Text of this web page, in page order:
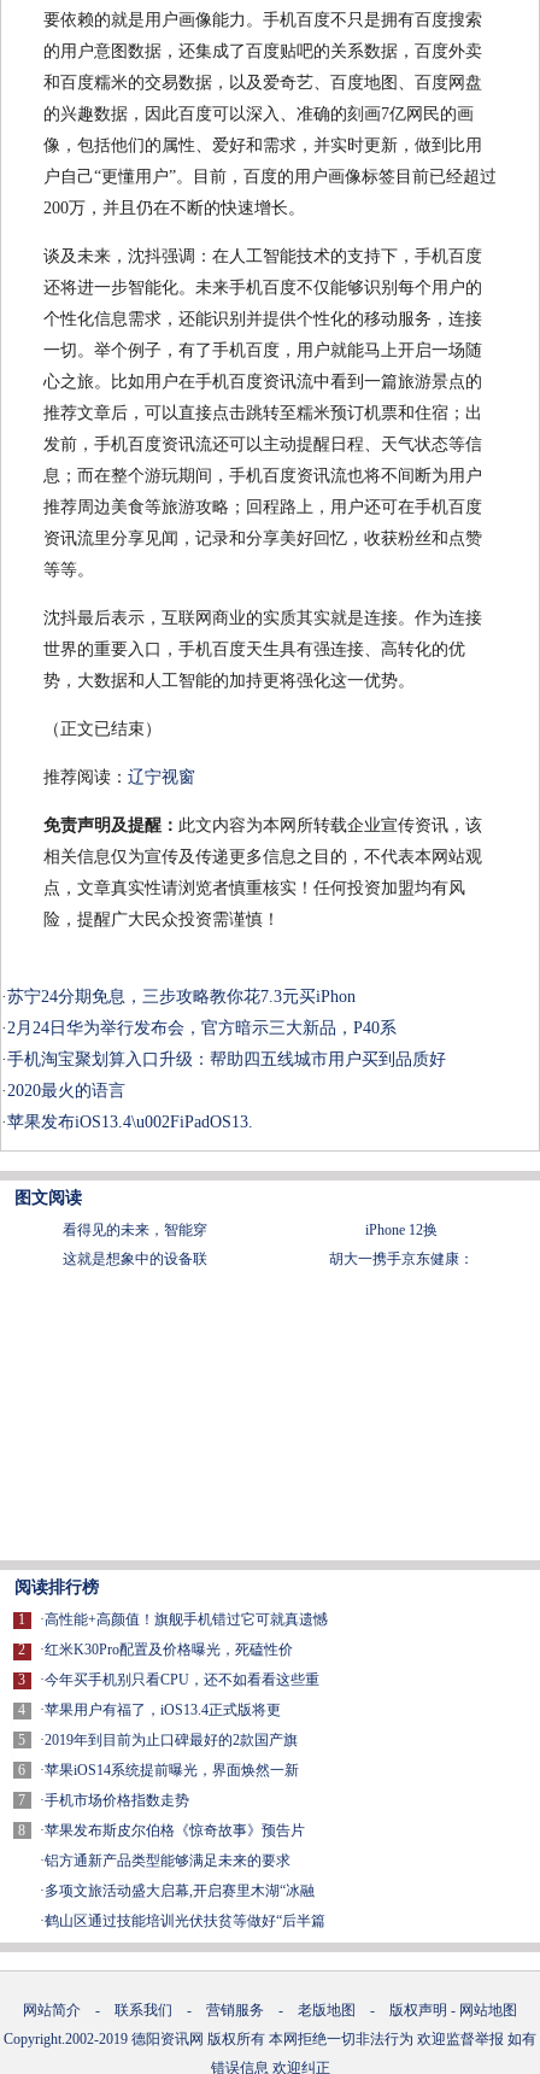
要依赖的就是用户画像能力。手机百度不只是拥有百度搜索
的用户意图数据，还集成了百度贴吧的关系数据，百度外卖
和百度糯米的交易数据，以及爱奇艺、百度地图、百度网盘
的兴趣数据，因此百度可以深入、准确的刻画7亿网民的画
像，包括他们的属性、爱好和需求，并实时更新，做到比用
户自己“更懂用户”。目前，百度的用户画像标签目前已经超过
200万，并且仍在不断的快速增长。
谈及未来，沈抖强调：在人工智能技术的支持下，手机百度
还将进一步智能化。未来手机百度不仅能够识别每个用户的
个性化信息需求，还能识别并提供个性化的移动服务，连接
一切。举个例子，有了手机百度，用户就能马上开启一场随
心之旅。比如用户在手机百度资讯流中看到一篇旅游景点的
推荐文章后，可以直接点击跳转至糯米预订机票和住宿；出
发前，手机百度资讯流还可以主动提醒日程、天气状态等信
息；而在整个游玩期间，手机百度资讯流也将不间断为用户
推荐周边美食等旅游攻略；回程路上，用户还可在手机百度
资讯流里分享见闻，记录和分享美好回忆，收获粉丝和点赞
等等。
沈抖最后表示，互联网商业的实质其实就是连接。作为连接
世界的重要入口，手机百度天生具有强连接、高转化的优
势，大数据和人工智能的加持更将强化这一优势。
（正文已结束）
推荐阅读： 辽宁视窗
免责声明及提醒： 此文内容为本网所转载企业宣传资讯，该
相关信息仅为宣传及传递更多信息之目的，不代表本网站观
点，文章真实性请浏览者慎重核实！任何投资加盟均有风
险，提醒广大民众投资需谨慎！
·苏宁24分期免息，三步攻略教你花7.3元买iPhon
·2月24日华为举行发布会，官方暗示三大新品，P40系
·手机淘宝聚划算入口升级：帮助四五线城市用户买到品质好
·2020最火的语言
·苹果发布iOS13.4\u002FiPadOS13.
图文阅读
看得见的未来，智能穿
iPhone 12换
这就是想象中的设备联
胡大一携手京东健康：
阅读排行榜
1
2
3
4
5
6
7
8
·高性能+高颜值！旗舰手机错过它可就真遗憾
·红米K30Pro配置及价格曝光，死磕性价
·今年买手机别只看CPU，还不如看看这些重
·苹果用户有福了，iOS13.4正式版将更
·2019年到目前为止口碑最好的2款国产旗
·苹果iOS14系统提前曝光，界面焕然一新
·手机市场价格指数走势
·苹果发布斯皮尔伯格《惊奇故事》预告片
·铝方通新产品类型能够满足未来的要求
·多项文旅活动盛大启幕,开启赛里木湖“冰融
·鹤山区通过技能培训光伏扶贫等做好“后半篇
网站简介 - 联系我们 - 营销服务 - 老版地图 - 版权声明 - 网站地图
Copyright.2002-2019 德阳资讯网 版权所有 本网拒绝一切非法行为 欢迎监督举报 如有
错误信息 欢迎纠正